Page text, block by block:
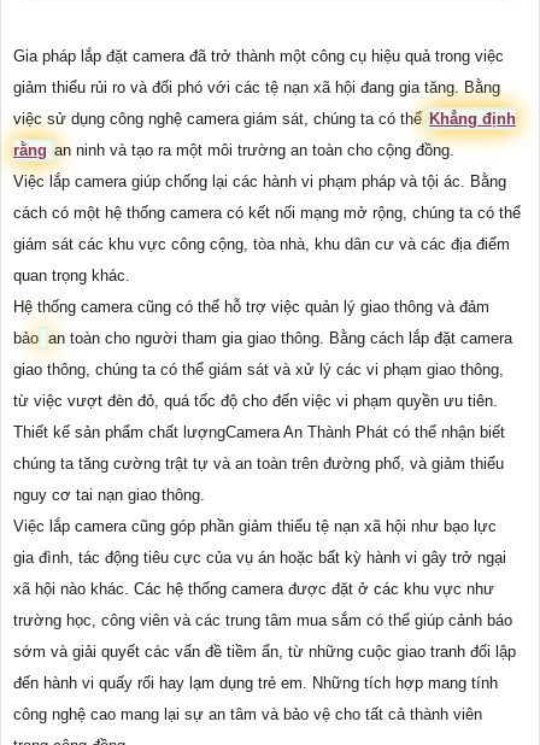
Gia pháp lắp đặt camera đã trở thành một công cụ hiệu quả trong việc
giảm thiểu rủi ro và đối phó với các tệ nạn xã hội đang gia tăng. Bằng
việc sử dụng công nghệ camera giám sát, chúng ta có thể Khẳng định
rằng an ninh và tạo ra một môi trường an toàn cho cộng đồng.
Việc lắp camera giúp chống lại các hành vi phạm pháp và tội ác. Bằng
cách có một hệ thống camera có kết nối mạng mở rộng, chúng ta có thể
giám sát các khu vực công cộng, tòa nhà, khu dân cư và các địa điểm
quan trọng khác.
Hệ thống camera cũng có thể hỗ trợ việc quản lý giao thông và đảm
bảo an toàn cho người tham gia giao thông. Bằng cách lắp đặt camera
giao thông, chúng ta có thể giám sát và xử lý các vi phạm giao thông,
từ việc vượt đèn đỏ, quá tốc độ cho đến việc vi phạm quyền ưu tiên.
Thiết kế sản phẩm chất lượngCamera An Thành Phát có thể nhận biết
chúng ta tăng cường trật tự và an toàn trên đường phố, và giảm thiểu
nguy cơ tai nạn giao thông.
Việc lắp camera cũng góp phần giảm thiểu tệ nạn xã hội như bạo lực
gia đình, tác động tiêu cực của vụ án hoặc bất kỳ hành vi gây trở ngại
xã hội nào khác. Các hệ thống camera được đặt ở các khu vực như
trường học, công viên và các trung tâm mua sắm có thể giúp cảnh báo
sớm và giải quyết các vấn đề tiềm ẩn, từ những cuộc giao tranh đối lập
đến hành vi quấy rối hay lạm dụng trẻ em. Những tích hợp mang tính
công nghệ cao mang lại sự an tâm và bảo vệ cho tất cả thành viên